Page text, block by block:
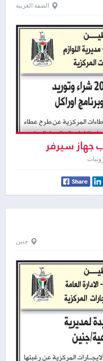
الضفة الغربية
جهاز سيرفر
جنين